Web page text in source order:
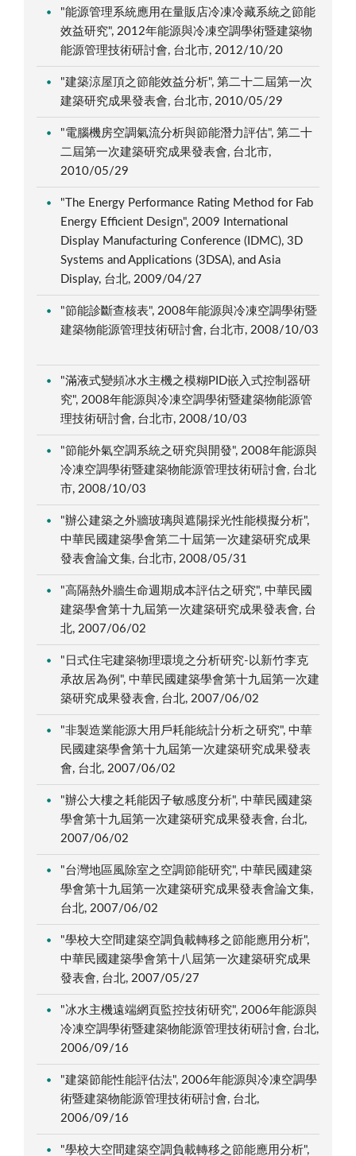
"能源管理系統應用在量販店冷凍冷藏系統之節能
效益研究", 2012年能源與冷凍空調學術暨建築物
能源管理技術研討會, 台北市, 2012/10/20
"建築涼屋頂之節能效益分析", 第二十二屆第一次
建築研究成果發表會, 台北市, 2010/05/29
"電腦機房空調氣流分析與節能潛力評估", 第二十
二屆第一次建築研究成果發表會, 台北市,
2010/05/29
"The Energy Performance Rating Method for Fab
Energy Efficient Design", 2009 International
Display Manufacturing Conference (IDMC), 3D
Systems and Applications (3DSA), and Asia
Display, 台北, 2009/04/27
"節能診斷查核表", 2008年能源與冷凍空調學術暨
建築物能源管理技術研討會, 台北市, 2008/10/03
"滿液式變頻冰水主機之模糊PID嵌入式控制器研
究", 2008年能源與冷凍空調學術暨建築物能源管
理技術研討會, 台北市, 2008/10/03
"節能外氣空調系統之研究與開發", 2008年能源與
冷凍空調學術暨建築物能源管理技術研討會, 台北
市, 2008/10/03
"辦公建築之外牆玻璃與遮陽採光性能模擬分析",
中華民國建築學會第二十屆第一次建築研究成果
發表會論文集, 台北市, 2008/05/31
"高隔熱外牆生命週期成本評估之研究", 中華民國
建築學會第十九屆第一次建築研究成果發表會, 台
北, 2007/06/02
"日式住宅建築物理環境之分析研究-以新竹李克
承故居為例", 中華民國建築學會第十九屆第一次建
築研究成果發表會, 台北, 2007/06/02
"非製造業能源大用戶耗能統計分析之研究", 中華
民國建築學會第十九屆第一次建築研究成果發表
會, 台北, 2007/06/02
"辦公大樓之耗能因子敏感度分析", 中華民國建築
學會第十九屆第一次建築研究成果發表會, 台北,
2007/06/02
"台灣地區風除室之空調節能研究", 中華民國建築
學會第十九屆第一次建築研究成果發表會論文集,
台北, 2007/06/02
"學校大空間建築空調負載轉移之節能應用分析",
中華民國建築學會第十八屆第一次建築研究成果
發表會, 台北, 2007/05/27
"冰水主機遠端網頁監控技術研究", 2006年能源與
冷凍空調學術暨建築物能源管理技術研討會, 台北,
2006/09/16
"建築節能性能評估法", 2006年能源與冷凍空調學
術暨建築物能源管理技術研討會, 台北,
2006/09/16
"學校大空間建築空調負載轉移之節能應用分析",